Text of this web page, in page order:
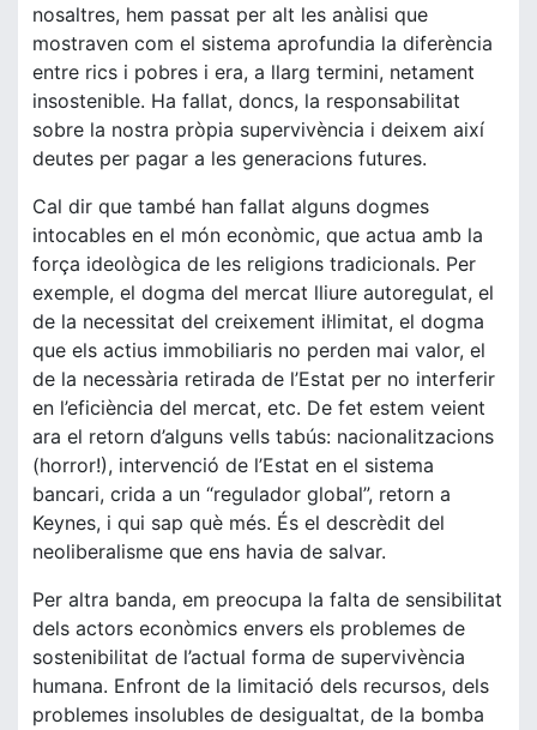
nosaltres, hem passat per alt les anàlisi que
mostraven com el sistema aprofundia la diferència
entre rics i pobres i era, a llarg termini, netament
insostenible. Ha fallat, doncs, la responsabilitat
sobre la nostra pròpia supervivència i deixem així
deutes per pagar a les generacions futures.
Cal dir que també han fallat alguns dogmes
intocables en el món econòmic, que actua amb la
força ideològica de les religions tradicionals. Per
exemple, el dogma del mercat lliure autoregulat, el
de la necessitat del creixement il·limitat, el dogma
que els actius immobiliaris no perden mai valor, el
de la necessària retirada de l’Estat per no interferir
en l’eficiència del mercat, etc. De fet estem veient
ara el retorn d’alguns vells tabús: nacionalitzacions
(horror!), intervenció de l’Estat en el sistema
bancari, crida a un “regulador global”, retorn a
Keynes, i qui sap què més. És el descrèdit del
neoliberalisme que ens havia de salvar.
Per altra banda, em preocupa la falta de sensibilitat
dels actors econòmics envers els problemes de
sostenibilitat de l’actual forma de supervivència
humana. Enfront de la limitació dels recursos, dels
problemes insolubles de desigualtat, de la bomba